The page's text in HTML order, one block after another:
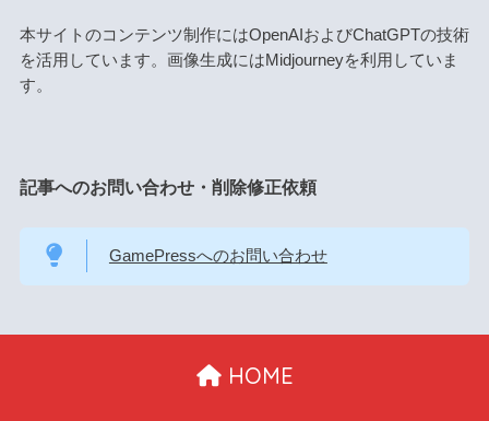
本サイトのコンテンツ制作にはOpenAIおよびChatGPTの技術
を活用しています。画像生成にはMidjourneyを利用していま
す。
記事へのお問い合わせ・削除修正依頼
GamePressへのお問い合わせ
HOME